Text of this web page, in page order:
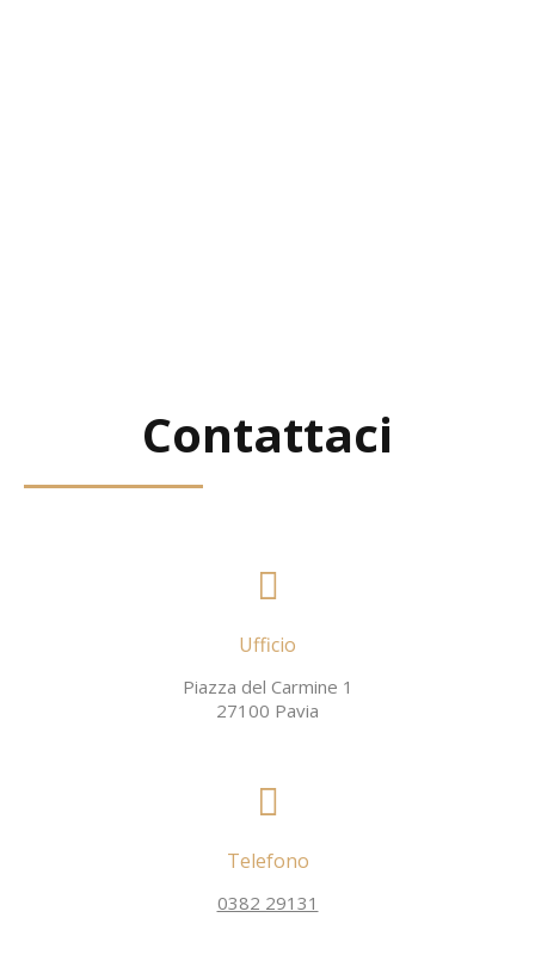
Contattaci
Ufficio
Piazza del Carmine 1
27100 Pavia
Telefono
0382 29131